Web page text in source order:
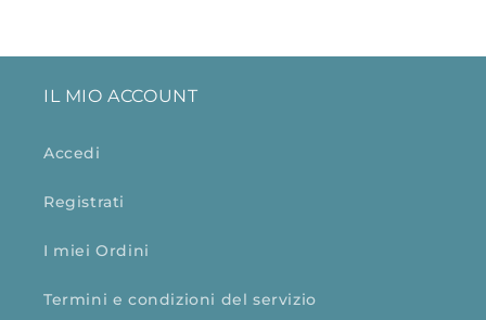
IL MIO ACCOUNT
Accedi
Registrati
I miei Ordini
Termini e condizioni del servizio